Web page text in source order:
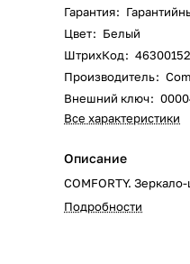
Гарантия:
Цвет: Белый
ШтрихКод:
Производитель:
Внешний ключ:
Все характеристики
Описание
COMFORTY.
Подробности